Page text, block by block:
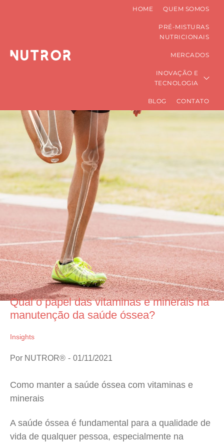
HOME QUEM SOMOS
PRÉ-MISTURAS
NUTRICIONAIS
MERCADOS
INOVAÇÃO E
TECNOLOGIA
BLOG CONTATO
Qual o papel das vitaminas e minerais na
manutenção da saúde óssea?
Insights
Por NUTROR® 01/11/2021
Como manter a saúde óssea com vitaminas e
minerais
A saúde óssea é fundamental para a qualidade de
vida de qualquer pessoa, especialmente na